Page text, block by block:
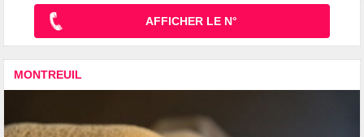
AFFICHER LE N°
MONTREUIL